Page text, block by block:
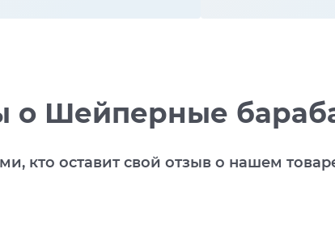
о Шейперные
кто оставит свой отзыв о нашем